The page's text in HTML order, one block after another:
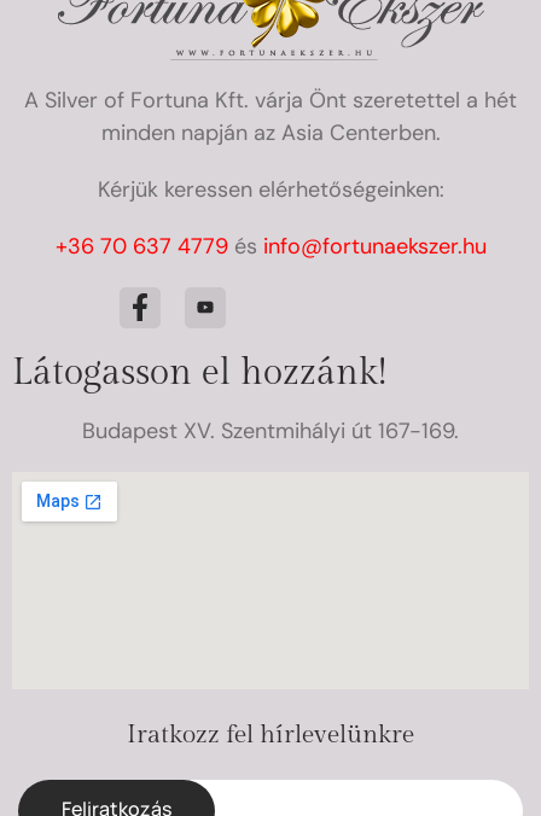
A Silver of Fortuna Kft. várja Önt szeretettel a hét
minden napján az Asia Centerben.
Kérjük keressen elérhetőségeinken:
+36 70 637 4779és info@fortunaekszer.hu
Látogasson el hozzánk!
Budapest XV. Szentmihályi út 167-169.
Iratkozz fel hírlevelünkre
Feliratkozás